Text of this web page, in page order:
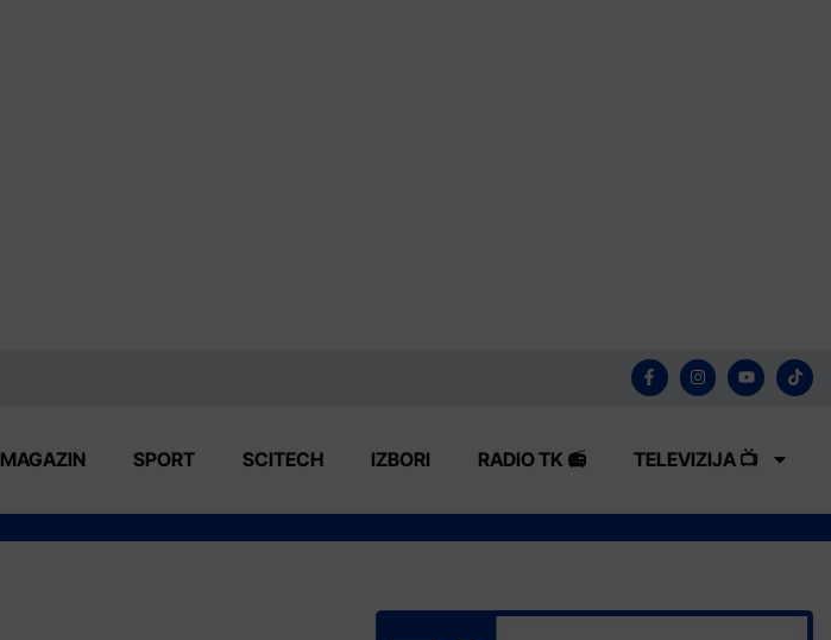
MAGAZIN SPORT SCITECH IZBORI RADIO TK 📻 TELEVIZIJA 📺